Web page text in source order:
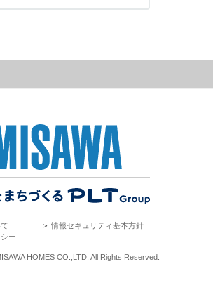
＞情報セキュリティ基本方針
ー
HOMES CO.,LTD. All Rights Reserved.